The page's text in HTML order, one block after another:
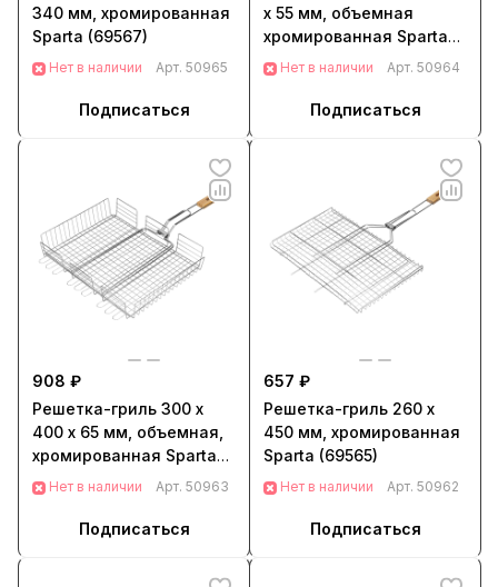
340 мм, хромированная
Sparta (69567)
Нет в наличии Арт. 50965
Подписаться
х 55 мм, объемная
хромированная Sparta
(69553)
Нет в наличии Арт. 50964
Подписаться
908 ₽
Решетка-гриль 300 х
400 х 65 мм, объемная,
хромированная Sparta
(69561)
Нет в наличии Арт. 50963
Подписаться
657 ₽
Решетка-гриль 260 х
450 мм, хромированная
Sparta (69565)
Нет в наличии Арт. 50962
Подписаться